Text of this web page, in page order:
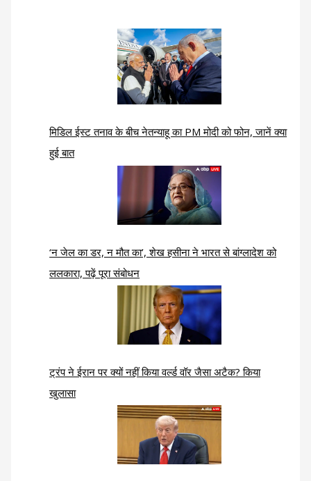
मिडिल ईस्ट तनाव के बीच नेतन्याहू का PM मोदी को फोन, जानें क्या
हुई बात
‘न जेल का डर, न मौत का’, शेख हसीना ने भारत से बांग्लादेश को
ललकारा, पढ़ें पूरा संबोधन
ट्रंप ने ईरान पर क्यों नहीं किया वर्ल्ड वॉर जैसा अटैक? किया
खुलासा